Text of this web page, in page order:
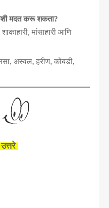
कशी मदत करू शकता?
, मांसाहारी आणि
, अस्वल, हरीण, कोंबडी,